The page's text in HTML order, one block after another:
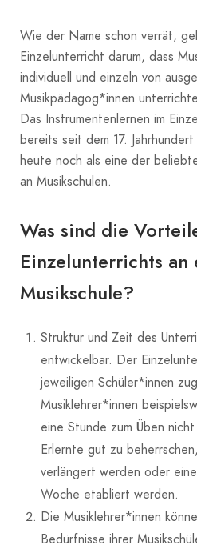
Wie der Name schon verrät,
Einzelunterricht darum, dass
individuell und einzeln von
Musikpädagog*innen
Das Instrumentenlernen im
bereits seit dem 17.
heute noch als eine der
an Musikschulen.
Was sind die
Einzelunterrichts an
Musikschule?
Struktur und Zeit des
entwickelbar. Der
jeweiligen Schüler*innen
Musiklehrer*innen
eine Stunde zum Üben
Erlernte gut zu
verlängert werden oder
Woche etabliert werden.
Die Musiklehrer*innen
Bedürfnisse ihrer